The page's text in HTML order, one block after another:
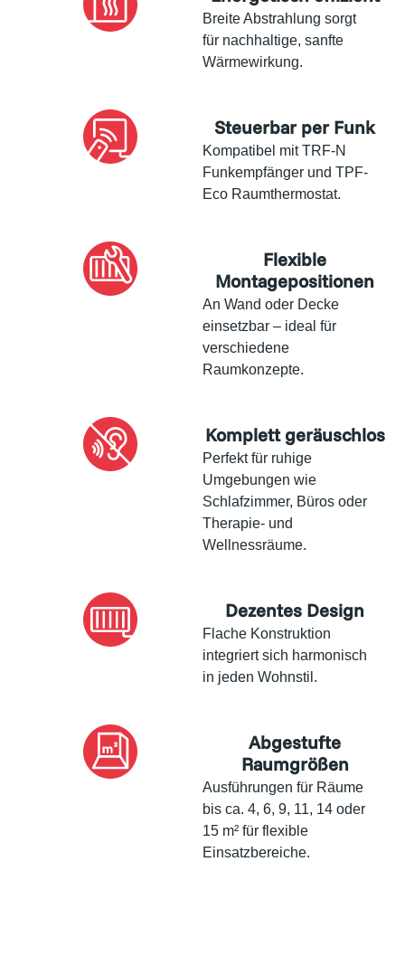
Breite Abstrahlung sorgt
für nachhaltige, sanfte
Wärmewirkung.
Steuerbar per Funk
Kompatibel mit TRF-N
Funkempfänger und TPF-
Eco Raumthermostat.
Flexible
Montagepositionen
An Wand oder Decke
einsetzbar – ideal für
verschiedene
Raumkonzepte.
Komplett geräuschlos
Perfekt für ruhige
Umgebungen wie
Schlafzimmer, Büros oder
Therapie- und
Wellnessräume.
Dezentes Design
Flache Konstruktion
integriert sich harmonisch
in jeden Wohnstil.
Abgestufte
Raumgrößen
Ausführungen für Räume
bis ca. 4, 6, 9, 11, 14 oder
15 m² für flexible
Einsatzbereiche.